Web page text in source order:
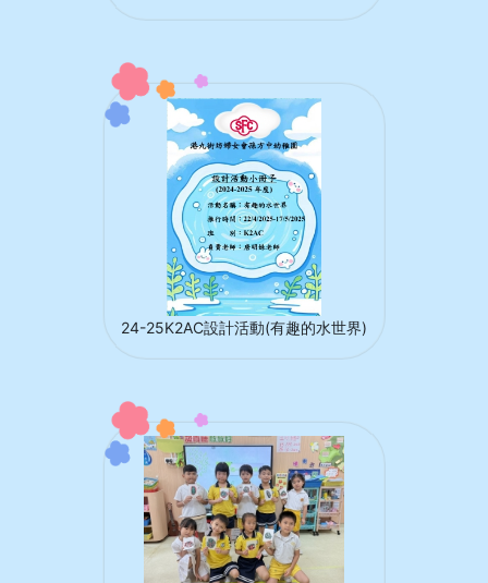
24-25K2AC設計活動(有趣的水世界)